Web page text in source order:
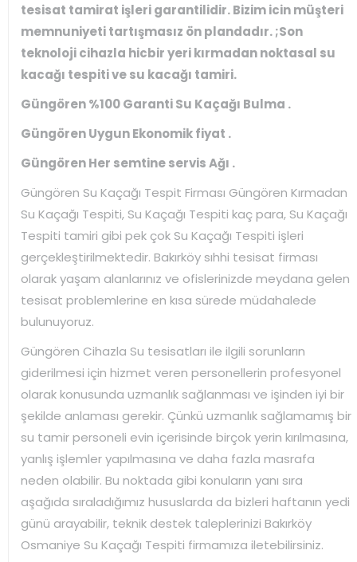
tesisat tamirat işleri garantilidir. Bizim icin müşteri
memnuniyeti tartışmasız ön plandadır. ;Son
teknoloji cihazla hicbir yeri kırmadan noktasal su
kacağı tespiti ve su kacağı tamiri.
Güngören %100 Garanti Su Kaçağı Bulma .
Güngören Uygun Ekonomik fiyat .
Güngören Her semtine servis Ağı .
Güngören Su Kaçağı Tespit Firması Güngören Kırmadan
Su Kaçağı Tespiti, Su Kaçağı Tespiti kaç para, Su Kaçağı
Tespiti tamiri gibi pek çok Su Kaçağı Tespiti işleri
gerçekleştirilmektedir. Bakırköy sıhhi tesisat firması
olarak yaşam alanlarınız ve ofislerinizde meydana gelen
tesisat problemlerine en kısa sürede müdahalede
bulunuyoruz.
Güngören Cihazla Su tesisatları ile ilgili sorunların
giderilmesi için hizmet veren personellerin profesyonel
olarak konusunda uzmanlık sağlanması ve işinden iyi bir
şekilde anlaması gerekir. Çünkü uzmanlık sağlamamış bir
su tamir personeli evin içerisinde birçok yerin kırılmasına,
yanlış işlemler yapılmasına ve daha fazla masrafa
neden olabilir. Bu noktada gibi konuların yanı sıra
aşağıda sıraladığımız hususlarda da bizleri haftanın yedi
günü arayabilir, teknik destek taleplerinizi Bakırköy
Osmaniye Su Kaçağı Tespiti firmamıza iletebilirsiniz.